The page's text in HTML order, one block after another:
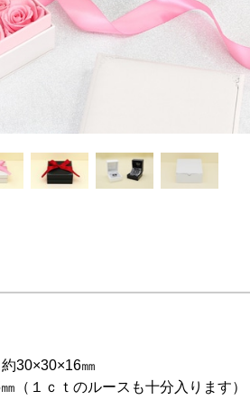
30×30×16㎜
（１ｃｔのルースも十分入ります）